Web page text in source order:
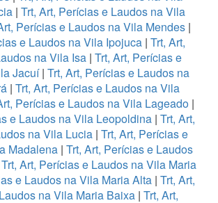
| Trt, Art, Perícias e Laudos na Vila
Perícias e Laudos na Vila Mendes |
e Laudos na Vila Ipojuca | Trt, Art,
na Vila Isa | Trt, Art, Perícias e
Jacuí| Trt, Art, Perícias e Laudos na
| Trt, Art, Perícias e Laudos na Vila
Perícias e Laudos na Vila Lageado|
e Laudos na Vila Leopoldina | Trt, Art,
na Vila Lucia | Trt, Art, Perícias e
Madalena | Trt, Art, Perícias e Laudos
Trt, Art, Perícias e Laudos na Vila Maria
e Laudos na Vila Maria Alta | Trt, Art,
na Vila Maria Baixa| Trt, Art,